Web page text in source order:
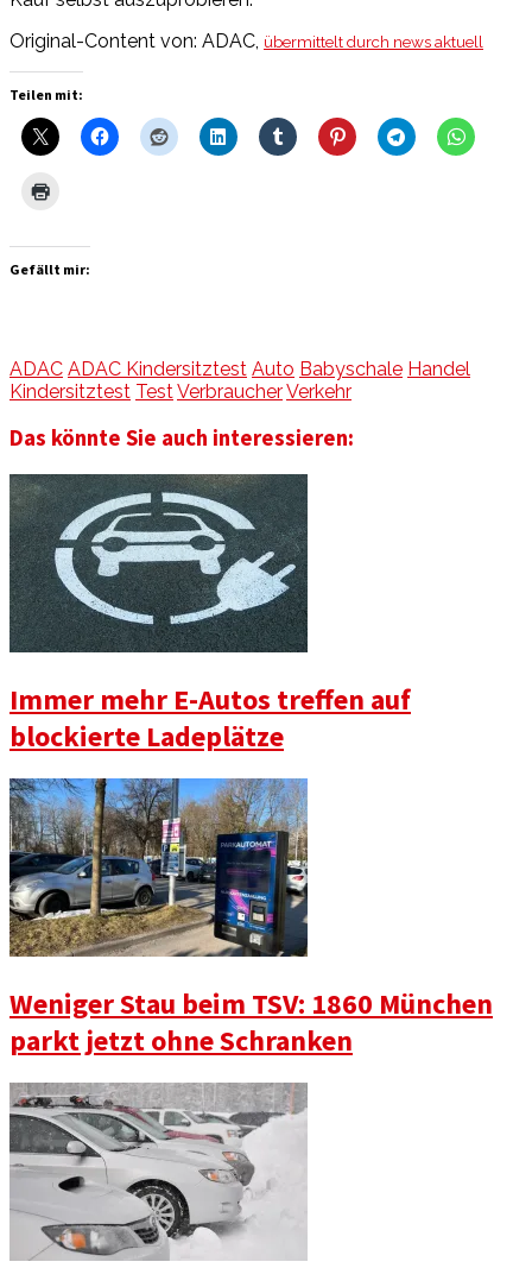
Original-Content von: ADAC, übermittelt durch news aktuell
Teilen mit:
Gefällt mir:
ADAC ADAC Kindersitztest Auto Babyschale Handel
Kindersitztest TestVerbraucherVerkehr
Das könnte Sie auch interessieren:
Immer mehr E-Autos treffen auf
blockierte Ladeplätze
Weniger Stau beim TSV: 1860 München
parkt jetzt ohne Schranken